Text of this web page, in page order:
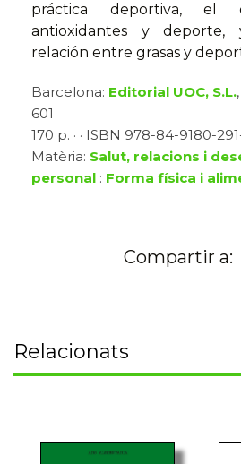
práctica deportiva, el
antioxidantes y deporte,
relación entre grasas y
Barcelona: Editorial UOC, S.L.
601
170 p. · · ISBN 978-84-9180-
Matèria: Salut, relacions i
personal : Forma física i
Compartir a:
Relacionats